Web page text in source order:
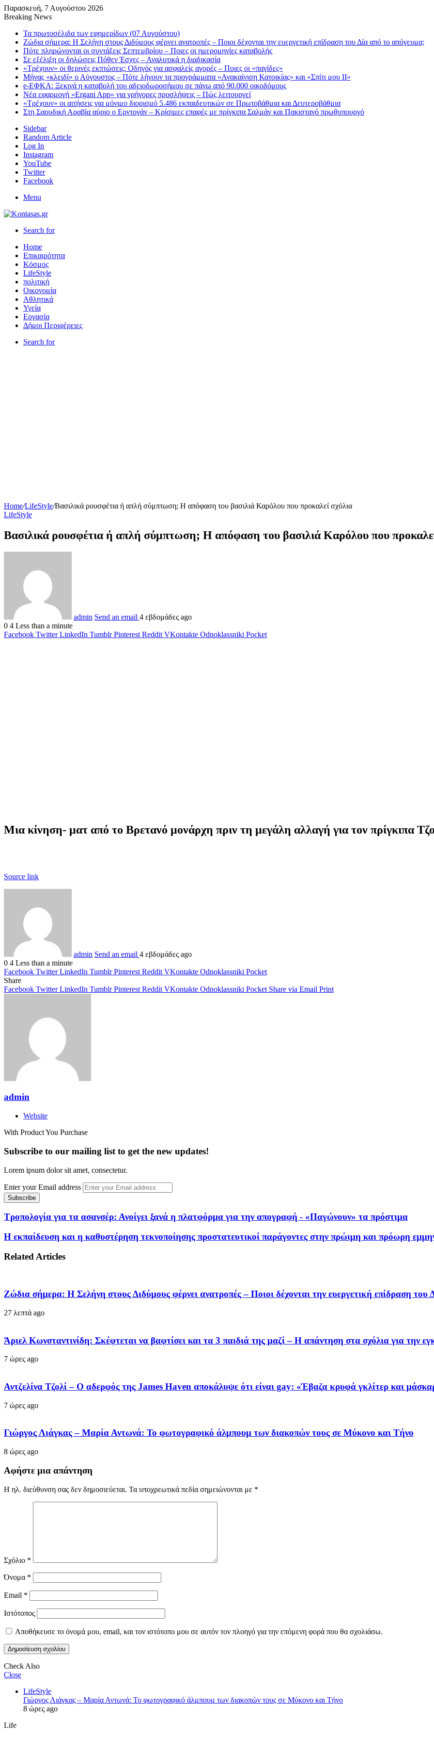
Παρασκευή, 7 Αυγούστου 2026
Breaking News
Τα πρωτοσέλιδα των εφημερίδων (07 Αυγούστου)
Ζώδια σήμερα: Η Σελήνη στους Διδύμους φέρνει ανατροπές – Ποιοι δέχονται την ευεργετική επίδραση του Δία από το απόγευμα;
Πότε πληρώνονται οι συντάξεις Σεπτεμβρίου – Ποιες οι ημερομηνίες καταβολής
Σε εξέλιξη οι δηλώσεις Πόθεν Έσχες – Αναλυτικά η διαδικασία
«Τρέχουν» οι θερινές εκπτώσεις: Οδηγός για ασφαλείς αγορές – Ποιες οι «παγίδες»
Μήνας «κλειδί» ο Αύγουστος – Πότε λήγουν τα προγράμματα «Ανακαίνιση Κατοικίας» και «Σπίτι μου ΙΙ»
e-ΕΦΚΑ: Ξεκινά η καταβολή του αδειοδωροσήμου σε πάνω από 90.000 οικοδόμους
Νέα εφαρμογή «Ergani App» για γρήγορες προσλήψεις – Πώς λειτουργεί
«Τρέχουν» οι αιτήσεις για μόνιμο διορισμό 5.486 εκπαιδευτικών σε Πρωτοβάθμια και Δευτεροβάθμια
Στη Σαουδική Αραβία αύριο ο Ερντογάν – Κρίσιμες επαφές με πρίγκιπα Σαλμάν και Πακιστανό πρωθυπουργό
Sidebar
Random Article
Log In
Instagram
YouTube
Twitter
Facebook
Menu
Search for
Home
Επικαιρότητα
Κόσμος
LifeStyle
πολιτική
Οικονομία
Αθλητικά
Υγεία
Εργασία
Δήμοι Περιφέρειες
Search for
Home/LifeStyle/Βασιλικά ρουσφέτια ή απλή σύμπτωση; Η απόφαση του βασιλιά Καρόλου που προκαλεί σχόλια
LifeStyle
Βασιλικά ρουσφέτια ή απλή σύμπτωση; Η απόφαση του βασιλιά Καρόλου που
admin Send an email 4 εβδομάδες ago
0 4 Less than a minute
Facebook Twitter LinkedIn Tumblr Pinterest Reddit VKontakte Odnoklassniki Pocket
Μια κίνηση- ματ από το Βρετανό μονάρχη πριν τη μεγάλη αλλαγή για τον πρίγκιπα
Source link
admin Send an email 4 εβδομάδες ago
0 4 Less than a minute
Facebook Twitter LinkedIn Tumblr Pinterest Reddit VKontakte Odnoklassniki Pocket
Share
Facebook Twitter LinkedIn Tumblr Pinterest Reddit VKontakte Odnoklassniki Pocket Share via Email Print
admin
Website
With Product You Purchase
Subscribe to our mailing list to get the new updates!
Lorem ipsum dolor sit amet, consectetur.
Enter your Email address
Τροπολογία για τα ασανσέρ: Ανοίγει ξανά η πλατφόρμα για την απογραφή - «Παγώνουν» τα πρόστιμα
Η εκπαίδευση και η καθυστέρηση τεκνοποίησης προστατευτικοί παράγοντες στην πρώιμη και πρόωρη
Related Articles
Ζώδια σήμερα: Η Σελήνη στους Διδύμους φέρνει ανατροπές – Ποιοι δέχονται την ευεργετική επίδραση
27 λεπτά ago
Άριελ Κωνσταντινίδη: Σκέφτεται να βαφτίσει και τα 3 παιδιά της μαζί – Η απάντηση στα σχόλια για την
7 ώρες ago
Αντζελίνα Τζολί – Ο αδερφός της James Haven αποκάλυψε ότι είναι gay: «Έβαζα κρυφά γκλίτερ και
7 ώρες ago
Γιώργος Λιάγκας – Μαρία Αντωνά: Το φωτογραφικό άλμπουμ των διακοπών τους σε Μύκονο και Τήνο
8 ώρες ago
Αφήστε μια απάντηση
Η ηλ. διεύθυνση σας δεν δημοσιεύεται. Τα υποχρεωτικά πεδία σημειώνονται με *
Σχόλιο *
Όνομα *
Email *
Ιστότοπος
Αποθήκευσε το όνομά μου, email, και τον ιστότοπο μου σε αυτόν τον πλοηγό για την επόμενη φορά που θα σχολιάσω.
Check Also
Close
LifeStyle
Γιώργος Λιάγκας – Μαρία Αντωνά: Το φωτογραφικό άλμπουμ των διακοπών τους σε Μύκονο και Τήνο
8 ώρες ago
Life